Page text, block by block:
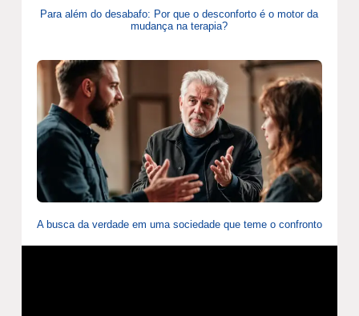
Para além do desabafo: Por que o desconforto é o motor da
mudança na terapia?
A busca da verdade em uma sociedade que teme o confronto